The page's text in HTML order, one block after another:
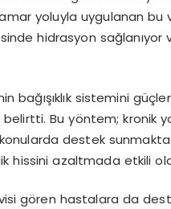
yoluyla uygulanan bu
hidrasyon sağlanıyor
bağışıklık sistemini
belirtti. Bu yöntem; kronik
konularda destek
hissini azaltmada etkili
gören hastalara da